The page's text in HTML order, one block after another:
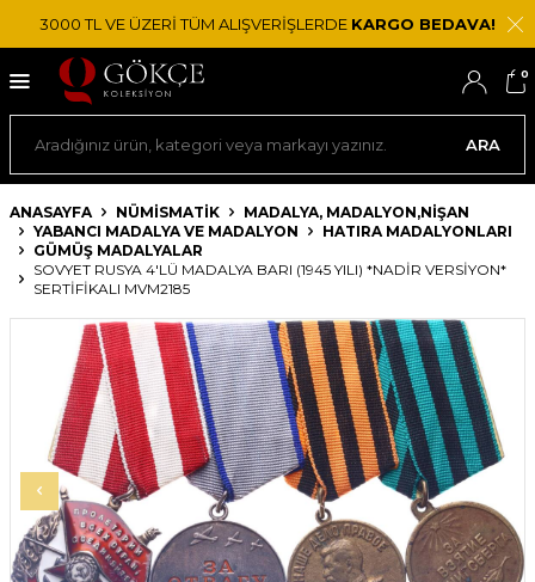
3000 TL VE ÜZERİ TÜM ALIŞVERİŞLERDE KARGO BEDAVA!
ARA
0
ANASAYFA NÜMİSMATİK
MADALYA, MADALYON,NIŞAN
YABANCI MADALYA VE MADALYON
HATIRA MADALYONLARI
GÜMÜŞ MADALYALAR
SOVYET RUSYA 4'LÜ MADALYA BARI (1945 YILI) *NADİR VERSİYON*
SERTİFİKALI MVM2185